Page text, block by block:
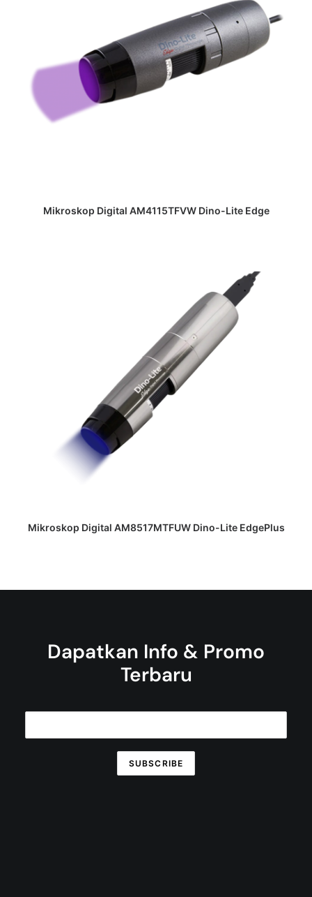
DAPATKAN PENAWARAN HARGA
Mikroskop Digital AM4115TFVW Dino-Lite Edge
DAPATKAN PENAWARAN HARGA
Mikroskop Digital AM8517MTFUW Dino-Lite EdgePlus
Dapatkan Info & Promo
Terbaru